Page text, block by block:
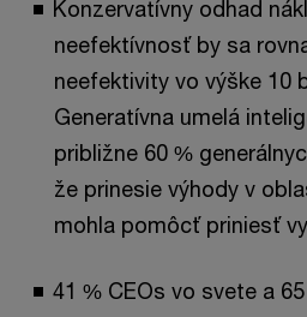
Konzervatívny odhad
neefektívnosť by sa
neefektivity vo výške 10
Generatívna umelá
približne 60 %
že prinesie výhody v
mohla pomôcť priniesť
41 % CEOs vo svete a